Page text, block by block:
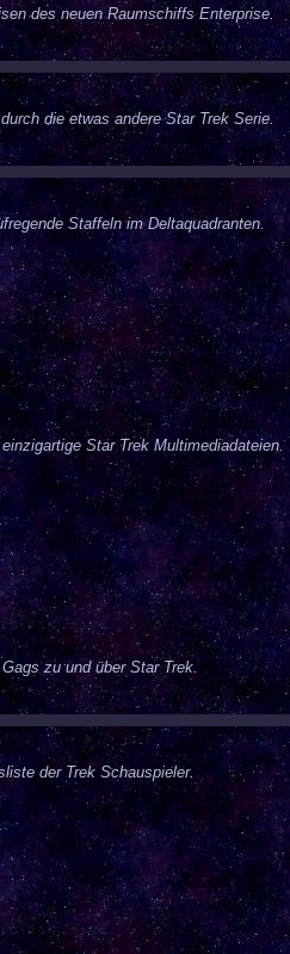
des neuen Raumschiffs Enterprise.
die etwas andere Star Trek Serie.
Staffeln im Deltaquadranten.
Star Trek Multimediadateien.
zu und über Star Trek.
der Trek Schauspieler.